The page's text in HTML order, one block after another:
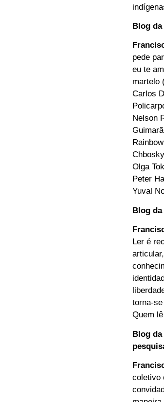
Blog
pede
eu te
martelo
Carlos
Nelson
Olga
Peter
Yuval
Blog
Ler é
torna-
Quem
Blog
coletivo